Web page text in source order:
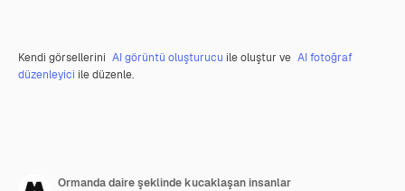
Kendi görsellerini AI görüntü oluşturucu ile oluştur ve AI fotoğraf
düzenleyici ile düzenle.
Ormanda daire şeklinde kucaklaşan insanlar